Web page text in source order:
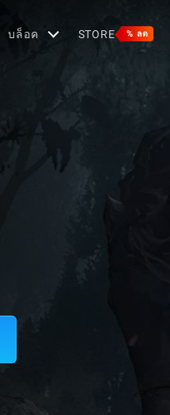
บล็อค STORE % ลด